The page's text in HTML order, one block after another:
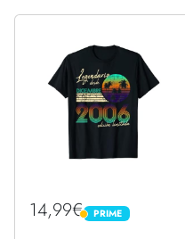
14,99€ PRIME
PRIME